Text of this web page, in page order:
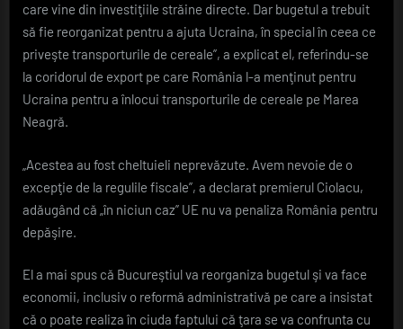
care vine din investiţiile străine directe. Dar bugetul a trebuit
să fie reorganizat pentru a ajuta Ucraina, în special în ceea ce
priveşte transporturile de cereale”, a explicat el, referindu-se
la coridorul de export pe care România l-a menţinut pentru
Ucraina pentru a înlocui transporturile de cereale pe Marea
Neagră.
„Acestea au fost cheltuieli neprevăzute. Avem nevoie de o
excepţie de la regulile fiscale”, a declarat premierul Ciolacu,
adăugând că „în niciun caz” UE nu va penaliza România pentru
depăşire.
El a mai spus că Bucureştiul va reorganiza bugetul şi va face
economii, inclusiv o reformă administrativă pe care a insistat
că o poate realiza în ciuda faptului că ţara se va confrunta cu